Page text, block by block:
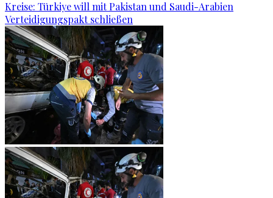
Kreise: Türkiye will mit Pakistan und Saudi-Arabien
Verteidigungspakt schließen